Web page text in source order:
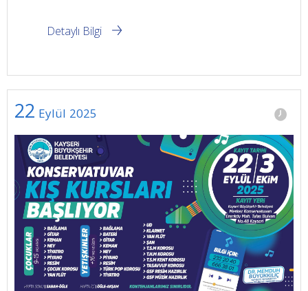
Detaylı Bilgi
22 Eylül 2025